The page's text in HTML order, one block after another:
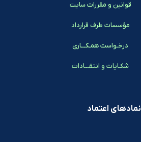
قوانین و مقررات سایت
مؤسسات طرف قرارداد
درخـواست همـکـــاری
شکـایات و انتقـــادات
نمادهای اعتماد